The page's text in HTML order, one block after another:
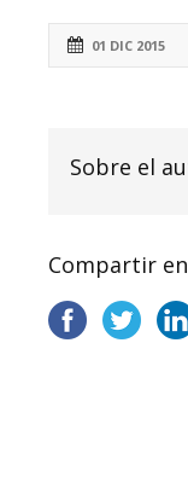
01 DIC 2015
Sobre el
Compartir